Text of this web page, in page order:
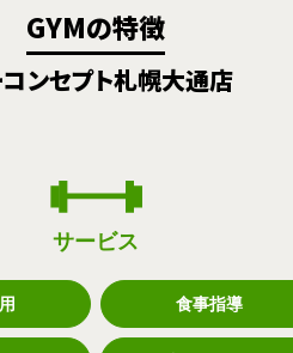
GYMの特徴
コンセプト札幌大通店
サービス
食事指導